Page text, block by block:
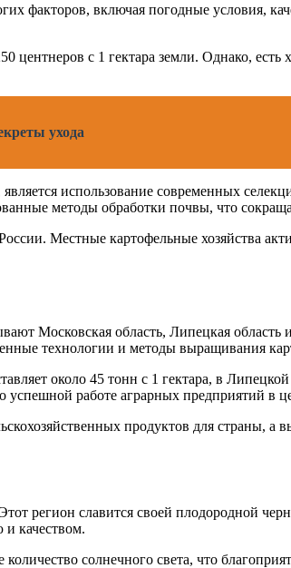
факторов, включая погодные условия,
центнеров с 1 гектара земли. Однако,
ухода
использование современных
методы обработки почвы, что
Местные картофельные хозяйства
Московская область, Липецкая область
технологии и методы выращивания
около 45 тонн с 1 гектара, в
работе аграрных предприятий в
продуктов для страны, а
регион славится своей плодородной
качеством.
солнечного света, что